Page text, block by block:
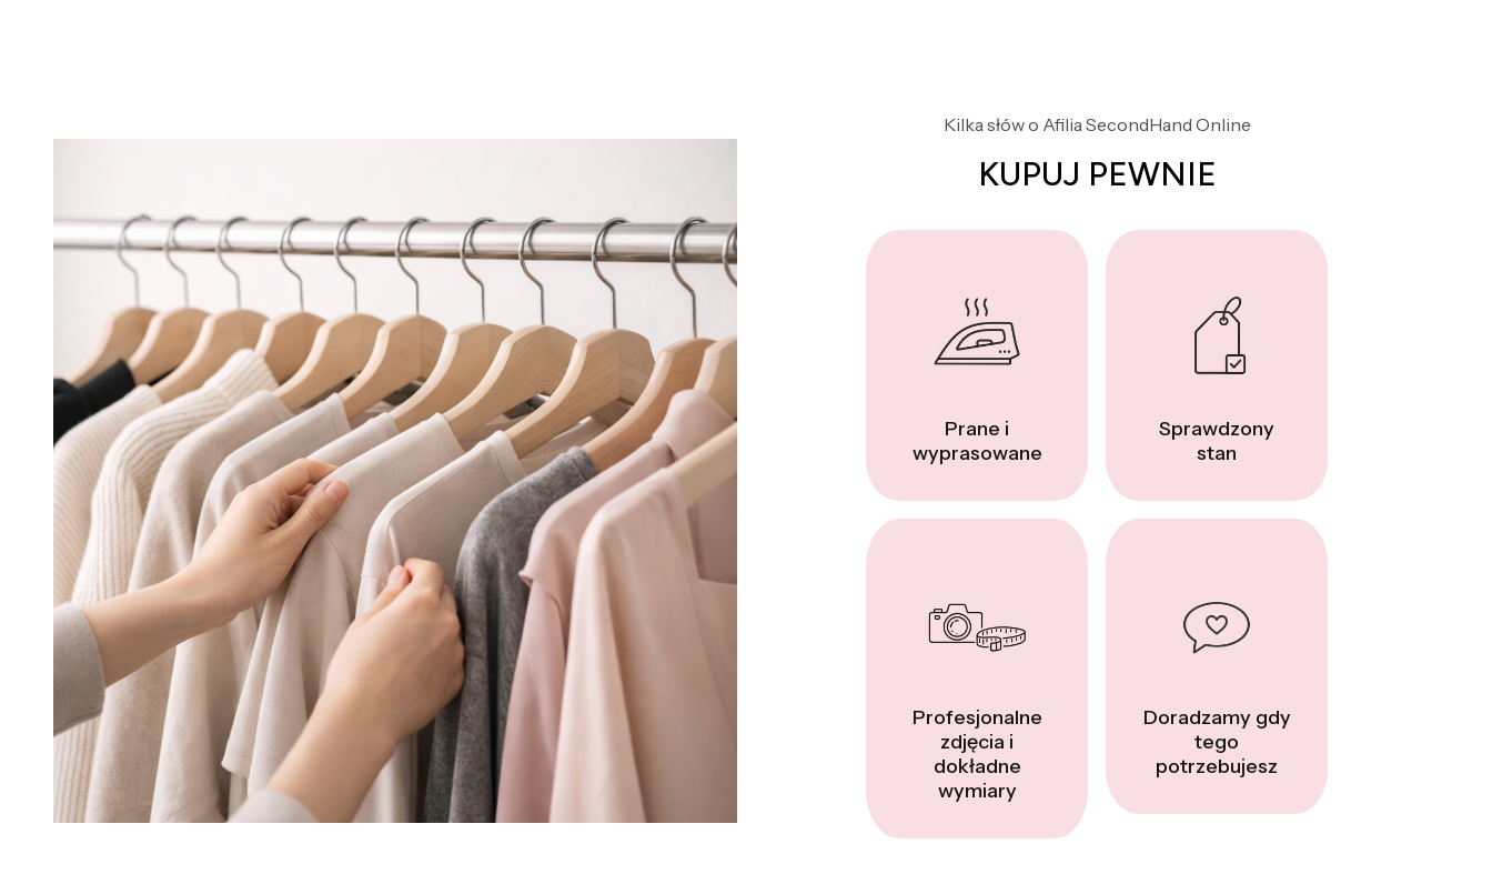
Kilka słów o Afilia SecondHand Online
KUPUJ PEWNIE
Prane i
wyprasowane
Sprawdzony
stan
Profesjonalne
zdjęcia i
dokładne
wymiary
Doradzamy gdy
tego
potrzebujesz